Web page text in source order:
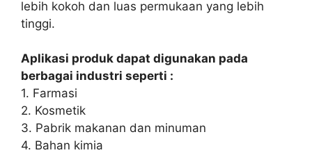
lebih kokoh dan luas permukaan yang lebih
tinggi.
Aplikasi produk dapat digunakan pada
berbagai industri seperti :
1. Farmasi
2. Kosmetik
3. Pabrik makanan dan minuman
4. Bahan kimia